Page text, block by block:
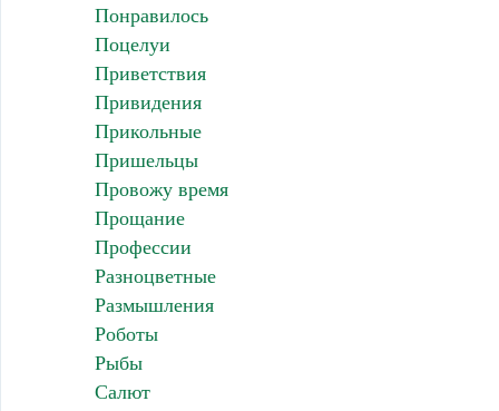
Понравилось
Поцелуи
Приветствия
Привидения
Прикольные
Пришельцы
Провожу время
Прощание
Профессии
Разноцветные
Размышления
Роботы
Рыбы
Салют